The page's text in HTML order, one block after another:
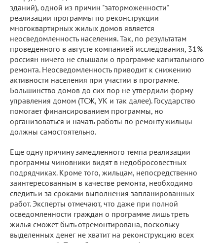
зданий), одной из причин "заторможенности"
реализации программы по реконструкции
многоквартирных жилых домов является
неосведомленность населения. Так, по результатам
проведенного в августе компанией исследования, 31%
россиян ничего не слышали о программе капитального
ремонта. Неосведомленность приводит к снижению
активности населения при участии в программе.
Большинство домов до сих пор не утвердили форму
управления домом (ТСЖ, УК и так далее). Государство
помогает финансированием программы, но
организоваться и начать работы по ремонту жильцы
должны самостоятельно.
Еще одну причину замедленного темпа реализации
программы чиновники видят в недобросовестных
подрядчиках. Кроме того, жильцам, непосредственно
заинтересованным в качестве ремонта, необходимо
следить и за сроками выполнения запланированных
работ. Эксперты отмечают, что даже при полной
осведомленности граждан о программе лишь треть
жилья сможет быть отремонтирована, поскольку
выделенных денег не хватит на реконструкцию всех